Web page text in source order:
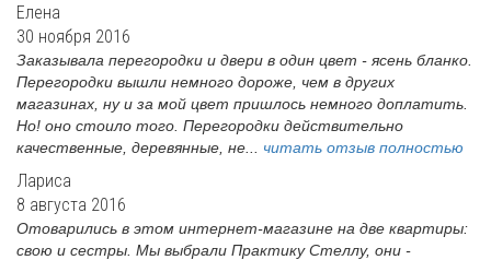
Елена
30 ноября 2016
Заказывала перегородки и двери в один цвет - ясень бланко.
Перегородки вышли немного дороже, чем в других
магазинах, ну и за мой цвет пришлось немного доплатить.
Но! оно стоило того. Перегородки действительно
качественные, деревянные, не... читать отзыв полностью
Лариса
8 августа 2016
Отоварились в этом интернет-магазине на две квартиры:
свою и сестры. Мы выбрали Практику Стеллу, они -